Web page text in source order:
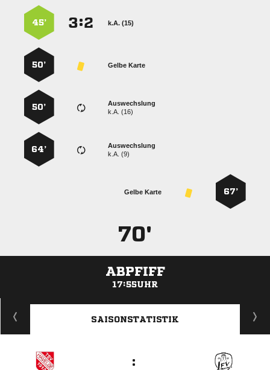
k.A. (15)
:
45’
Gelbe Karte
50’
Auswechslung
k.A. (16)
50’
Auswechslung
k.A. (9)
64’
67’
Gelbe Karte
70'
ABPFIFF
17:55UHR
ANZEIGE
SAISONSTATISTIK
: